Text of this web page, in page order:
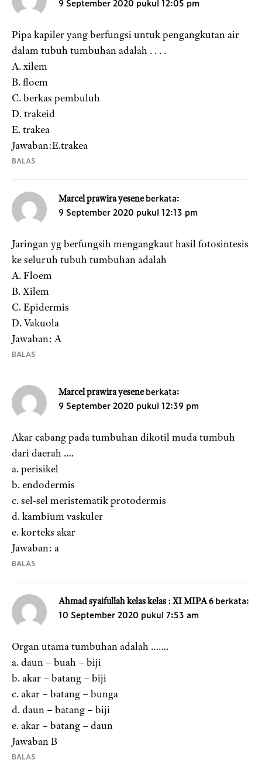
9 September 2020 pukul 12:05 pm
Pipa kapiler yang berfungsi untuk pengangkutan air
dalam tubuh tumbuhan adalah . . . .
A. xilem
B. floem
C. berkas pembuluh
D. trakeid
E. trakea
Jawaban:E.trakea
BALAS
Marcel prawira yesene berkata:
9 September 2020 pukul 12:13 pm
Jaringan yg berfungsih mengangkaut hasil fotosintesis
ke seluruh tubuh tumbuhan adalah
A. Floem
B. Xilem
C. Epidermis
D. Vakuola
Jawaban: A
BALAS
Marcel prawira yesene berkata:
9 September 2020 pukul 12:39 pm
Akar cabang pada tumbuhan dikotil muda tumbuh
dari daerah ….
a. perisikel
b. endodermis
c. sel-sel meristematik protodermis
d. kambium vaskuler
e. korteks akar
Jawaban: a
BALAS
Ahmad syaifullah kelas kelas : XI MIPA 6 berkata:
10 September 2020 pukul 7:53 am
Organ utama tumbuhan adalah …….
a. daun – buah – biji
b. akar – batang – biji
c. akar – batang – bunga
d. daun – batang – biji
e. akar – batang – daun
Jawaban B
BALAS